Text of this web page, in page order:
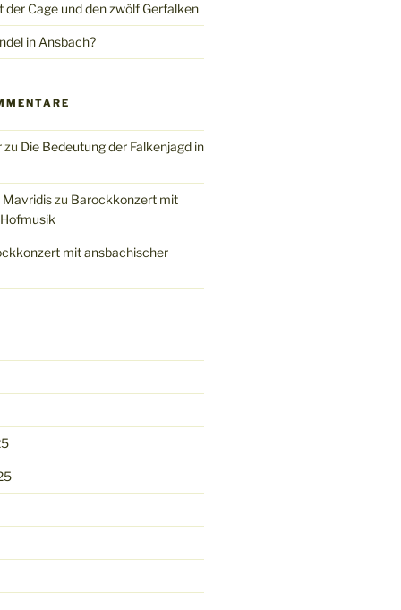
der Cage und den zwölf Gerfalken
in Ansbach?
zu Die Bedeutung der Falkenjagd in
Mavridiszu Barockkonzert mit
mit ansbachischer